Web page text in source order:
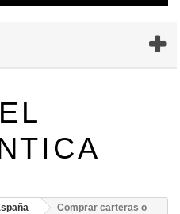
Comprar carteras o